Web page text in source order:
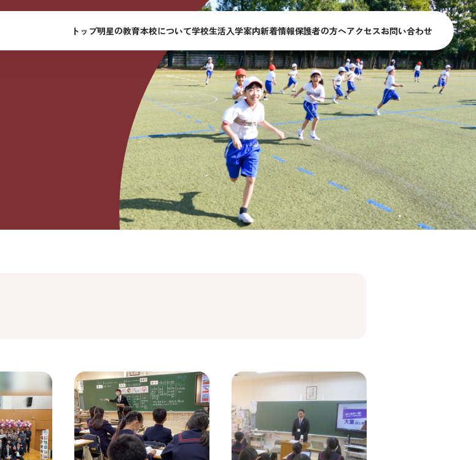
トップ明星の教育本校について学校生活入学案内新着情報保護者の方へアクセスお問い合わせ